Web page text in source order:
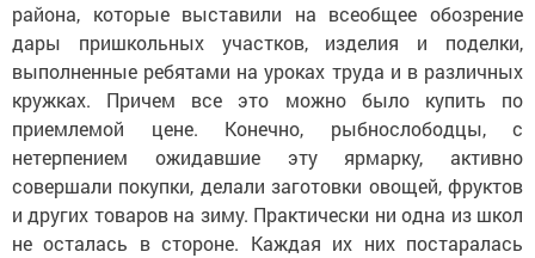
района, которые выставили на всеобщее обозрение
дары пришкольных участков, изделия и поделки,
выполненные ребятами на уроках труда и в различных
кружках. Причем все это можно было купить по
приемлемой цене. Конечно, рыбнослободцы, с
нетерпением ожидавшие эту ярмарку, активно
совершали покупки, делали заготовки овощей, фруктов
и других товаров на зиму. Практически ни одна из школ
не осталась в стороне. Каждая их них постаралась